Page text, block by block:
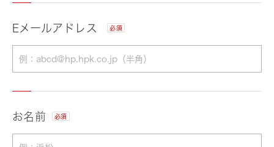
Eメールアドレス 必須
お名前 必須